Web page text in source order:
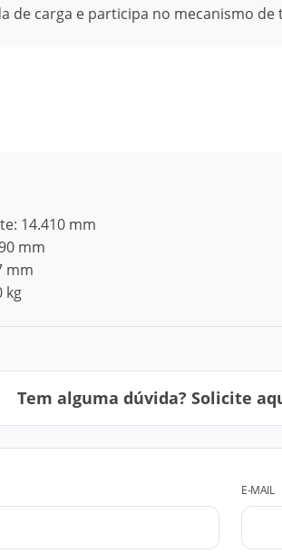
de carga e participa no mecanismo
14.410 mm
mm
mm
kg
Tem alguma dúvida? Solicite
E-MAIL